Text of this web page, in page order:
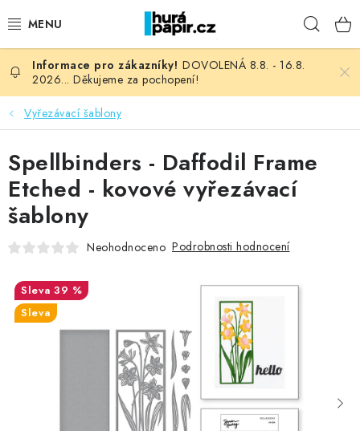
na
NOVINKY
HURÁ DÍLNA
VŠECHNO ZBOŽÍ
KNIHAŘSKÝ MATERIÁL
OBLÍBENÉ ♥️
FOTORECENZE
MOJE OBJEDNÁVKA
DOVOLENÁ 8.8. - 16.8.
2026... Děkujeme za pochopení!
Vyřezávací šablony
Spellbinders - Daffodil Frame
Etched - kovové vyřezávací
šablony
Neohodnoceno Podrobnosti hodnocení
39 %
Sleva